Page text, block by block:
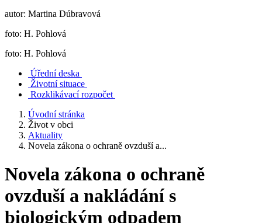
autor: Martina Dúbravová
foto: H. Pohlová
foto: H. Pohlová
Úřední deska
Životní situace
Rozklikávací rozpočet
Úvodní stránka
Život v obci
Aktuality
Novela zákona o ochraně ovzduší a...
Novela zákona o ochraně
ovzduší a nakládání s
biologickým odpadem